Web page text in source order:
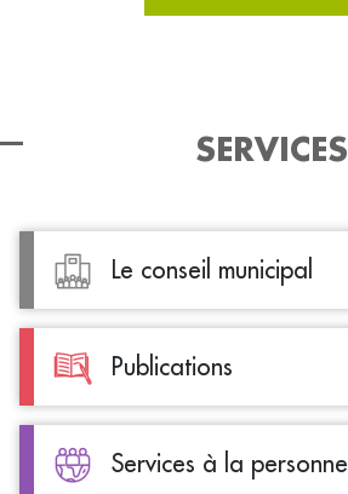
SERVICES
Le conseil municipal
Publications
Services à la personne